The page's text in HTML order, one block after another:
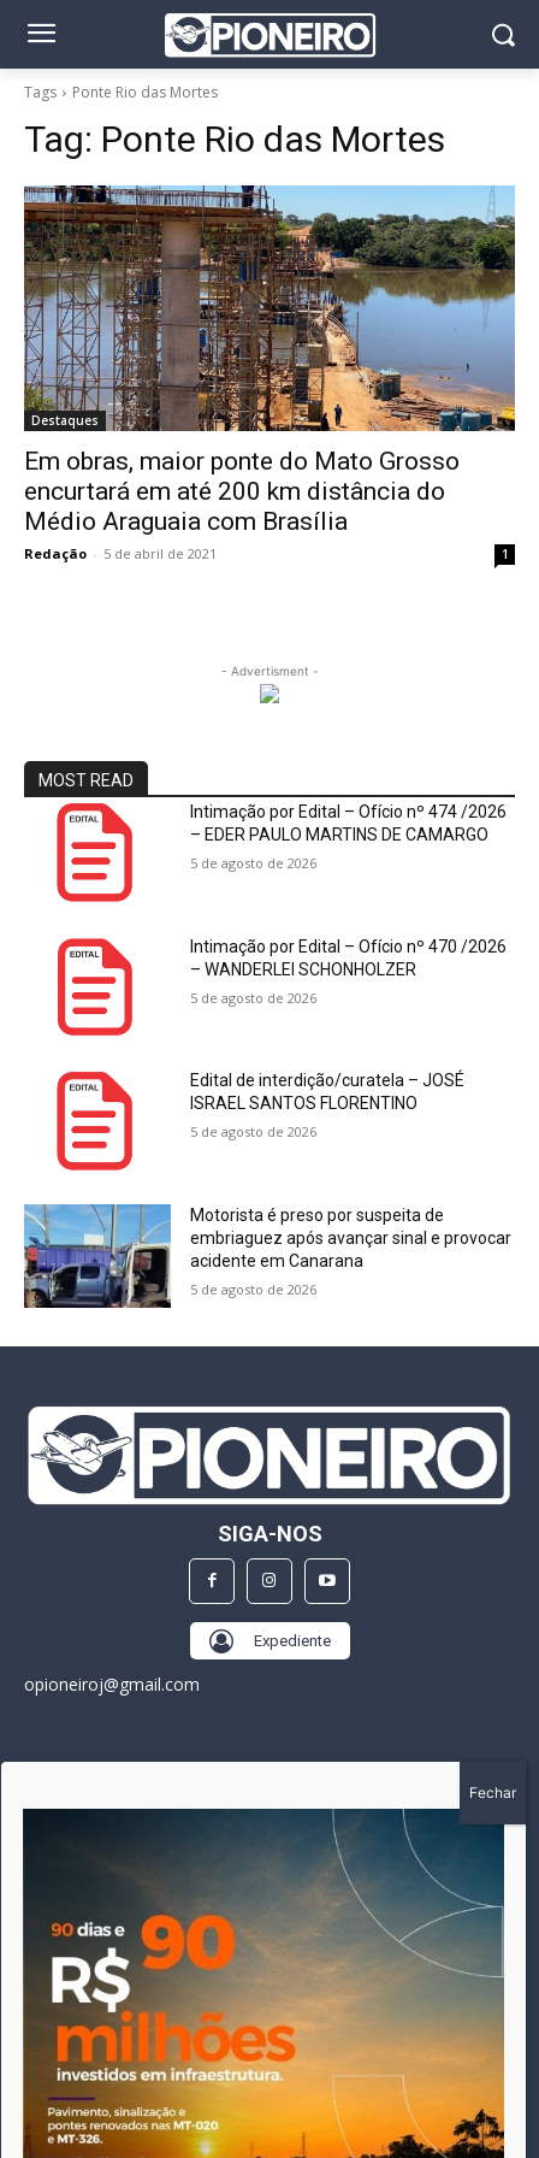
Tags Ponte Rio das Mortes
Tag: Ponte Rio das Mortes
Destaques
Em obras, maior ponte do Mato Grosso
encurtará em até 200 km distância do
Médio Araguaia com Brasília
Redação - 5 de abril de 2021 1
- Advertisment -
MOST READ
Intimação por Edital – Ofício nº 474 /2026
– EDER PAULO MARTINS DE CAMARGO
5 de agosto de 2026
Intimação por Edital – Ofício nº 470 /2026
– WANDERLEI SCHONHOLZER
5 de agosto de 2026
Edital de interdição/curatela – JOSÉ
ISRAEL SANTOS FLORENTINO
5 de agosto de 2026
Motorista é preso por suspeita de
embriaguez após avançar sinal e provocar
acidente em Canarana
5 de agosto de 2026
SIGA-NOS
Expediente
opioneiroj@gmail.com
A história do Pioneiro inicia em fevereiro de 2005 em
Canarana - MT, na época, como um jornal impresso semanal,
que chegou a possuir mil assinantes. Durante 15 anos, foram
publicadas 691 edições que narraram os acontecimentos
políticos, policiais e cotidianos de Canarana e região. Fiel a sua
origem, pautado sempre pela busca incessante da
imparcialidade, faz jus a sua logo, com o característico "avião
da praça" de Canarana, sendo o símbolo do
comprometimento deste veículo de comunicação com o
relato dos fatos neste município. Em 06 de dezembro de 2019
circulou a última edição impressa do jornal, que desde então
tem veiculação exclusivamente online.